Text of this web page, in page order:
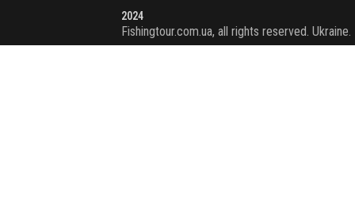
2024
Fishingtour.com.ua, all rights reserved. Ukraine.